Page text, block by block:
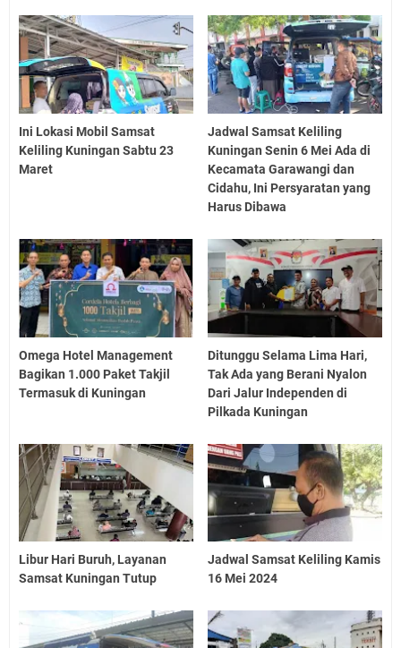
Ini Lokasi Mobil Samsat
Keliling Kuningan Sabtu 23
Maret
Jadwal Samsat Keliling
Kuningan Senin 6 Mei Ada di
Kecamata Garawangi dan
Cidahu, Ini Persyaratan yang
Harus Dibawa
Omega Hotel Management
Bagikan 1.000 Paket Takjil
Termasuk di Kuningan
Ditunggu Selama Lima Hari,
Tak Ada yang Berani Nyalon
Dari Jalur Independen di
Pilkada Kuningan
Libur Hari Buruh, Layanan
Samsat Kuningan Tutup
Jadwal Samsat Keliling Kamis
16 Mei 2024